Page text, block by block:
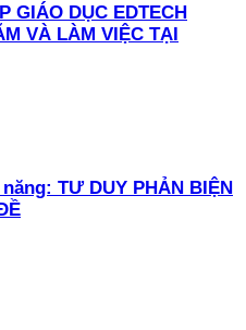
GIÁO DỤC EDTECH
VÀ LÀM VIỆC TẠI
TƯ DUY PHẢN BIỆN